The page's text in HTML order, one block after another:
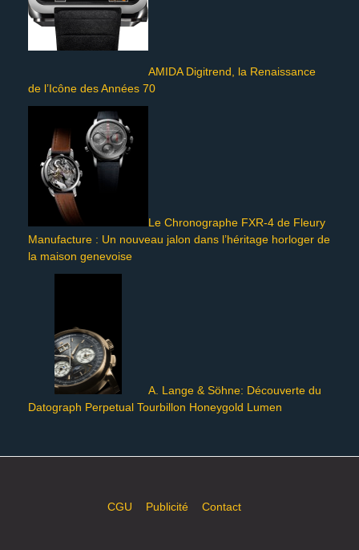
AMIDA Digitrend, la Renaissance
de l’Icône des Années 70
Le Chronographe FXR-4 de Fleury
Manufacture : Un nouveau jalon dans l’héritage horloger de
la maison genevoise
A. Lange & Söhne: Découverte du
Datograph Perpetual Tourbillon Honeygold Lumen
CGU Publicité Contact